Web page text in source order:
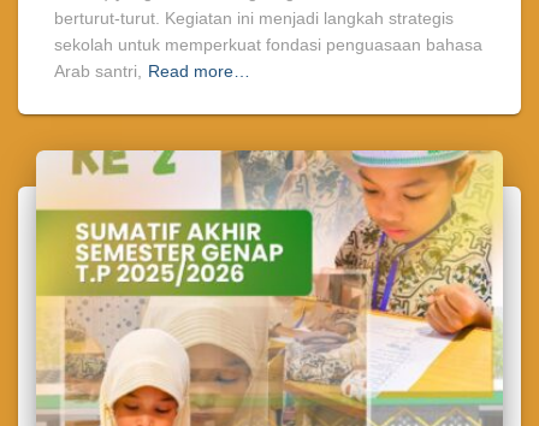
berturut-turut. Kegiatan ini menjadi langkah strategis
sekolah untuk memperkuat fondasi penguasaan bahasa
Arab santri,
Read more…